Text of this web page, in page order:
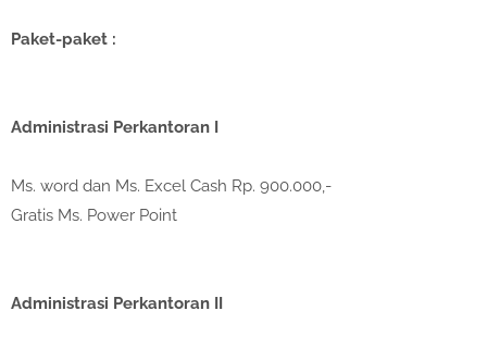
Paket-paket :
Administrasi Perkantoran I
Ms. word dan Ms. Excel Cash Rp. 900.000,-
Gratis Ms. Power Point
Administrasi Perkantoran II